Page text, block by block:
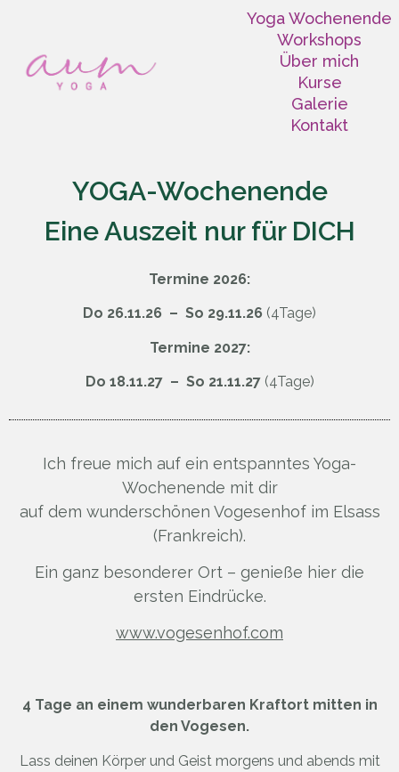
Yoga Wochenende
Workshops
Über mich
Kurse
Galerie
Kontakt
YOGA-Wochenende
Eine Auszeit nur für DICH
Termine 2026:
Do 26.11.26 – So 29.11.26 (4Tage)
Termine 2027:
Do 18.11.27 – So 21.11.27 (4Tage)
Ich freue mich auf ein entspanntes Yoga-
Wochenende mit dir
auf dem wunderschönen Vogesenhof im Elsass
(Frankreich).
Ein ganz besonderer Ort – genieße hier die
ersten Eindrücke.
www.vogesenhof.com
4 Tage an einem wunderbaren Kraftort mitten in
den Vogesen.
Lass deinen Körper und Geist morgens und abends mit